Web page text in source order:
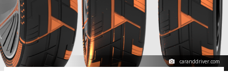
caranddriver.com